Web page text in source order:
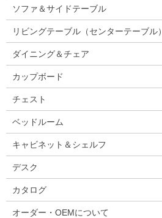
ソファ＆サイドテーブル
リビングテーブル（センターテーブル）
ダイニング＆チェア
カップボード
チェスト
ベッドルーム
キャビネット＆シェルフ
デスク
カタログ
オーダー・OEMについて